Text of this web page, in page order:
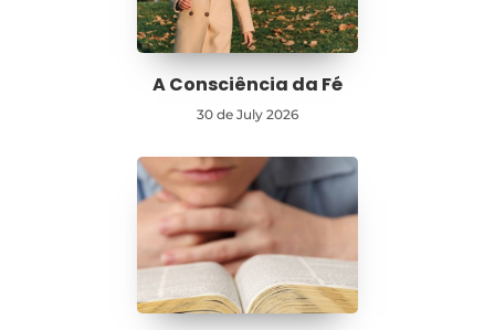
A Consciência da Fé
30 de July 2026